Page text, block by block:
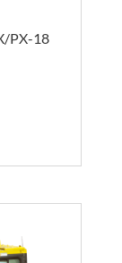
PX-18